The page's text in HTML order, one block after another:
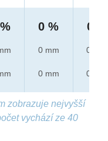
0 %
0 mm
0 mm
0 %
0 mm
0 mm
zobrazuje nejvyšší
vychází ze 40